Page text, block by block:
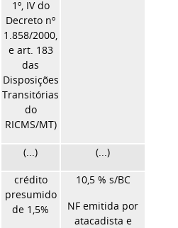
1º, IV do
Decreto nº
1.858/2000,
e art. 183
das
Disposições
Transitórias
do
RICMS/MT)
(...) (...)
crédito
presumido
de 1,5%
10,5 % s/BC
NF emitida por
atacadista e